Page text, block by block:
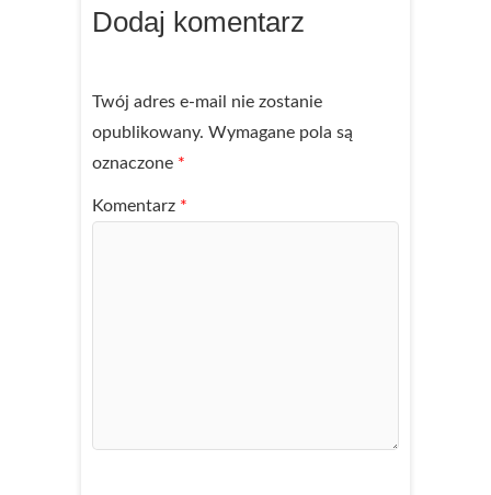
Dodaj komentarz
Twój adres e-mail nie zostanie
opublikowany. Wymagane pola są
oznaczone *
Komentarz *